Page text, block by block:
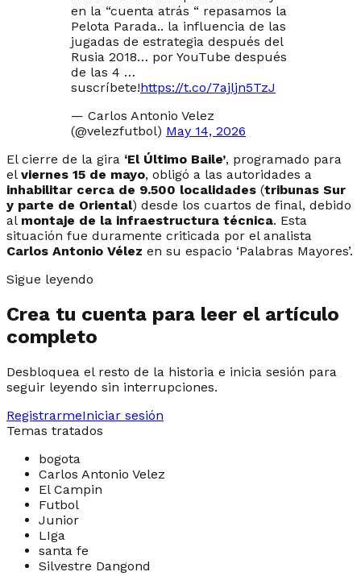
en la “cuenta atrás “ repasamos la
Pelota Parada.. la influencia de las
jugadas de estrategia después del
Rusia 2018… por YouTube después
de las 4 …
suscríbete!https://t.co/7ajljn5TzJ
— Carlos Antonio Velez
(@velezfutbol) May 14, 2026
El cierre de la gira ‘El Último Baile’, programado para
el viernes 15 de mayo, obligó a las autoridades a
inhabilitar cerca de 9.500 localidades (tribunas Sur
y parte de Oriental) desde los cuartos de final, debido
al montaje de la infraestructura técnica. Esta
situación fue duramente criticada por el analista
Carlos Antonio Vélez en su espacio ‘Palabras Mayores’.
Sigue leyendo
Crea tu cuenta para leer el artículo
completo
Desbloquea el resto de la historia e inicia sesión para
seguir leyendo sin interrupciones.
RegistrarmeIniciar sesión
Temas tratados
bogota
Carlos Antonio Velez
El Campin
Futbol
Junior
LIga
santa fe
Silvestre Dangond